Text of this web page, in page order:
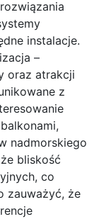
instalacje.
–
oraz atrakcji
z
nadmorskiego
bliskość
co
zauważyć, że